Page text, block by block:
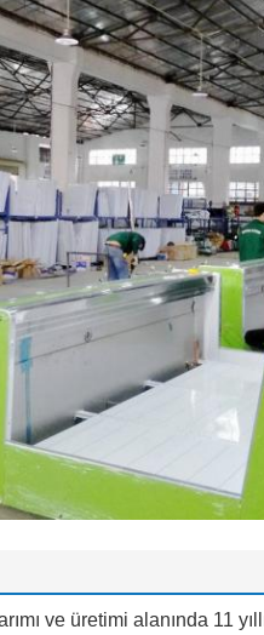
ve üretimi alanında 11